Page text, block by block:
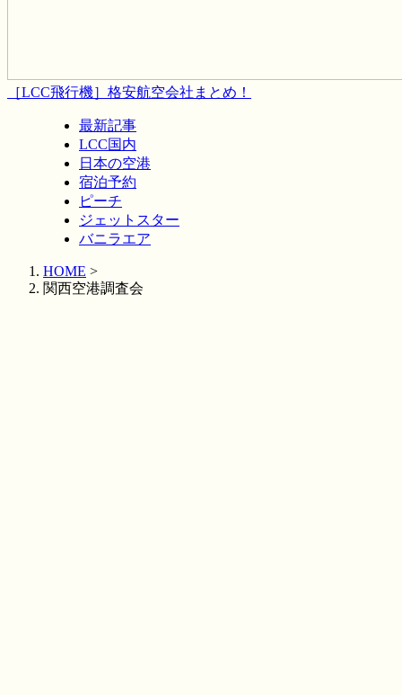
［LCC飛行機］格安航空会社まとめ！
最新記事
LCC国内
日本の空港
宿泊予約
ピーチ
ジェットスター
バニラエア
HOME >
関西空港調査会